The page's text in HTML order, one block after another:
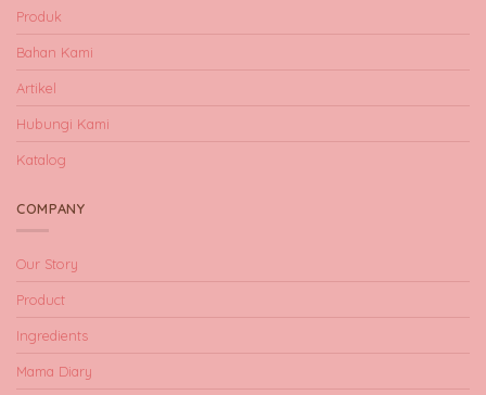
Produk
Bahan Kami
Artikel
Hubungi Kami
Katalog
COMPANY
Our Story
Product
Ingredients
Mama Diary